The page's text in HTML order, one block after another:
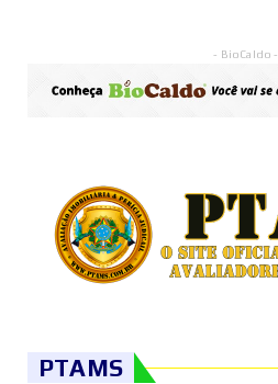
- BioCaldo -
PTAMS